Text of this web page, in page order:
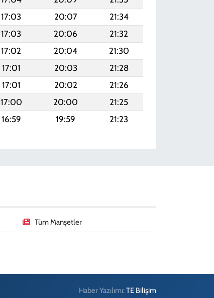
17:03 20:07
21:34
17:03 20:06
21:32
17:02 20:04
21:30
17:01 20:03
21:28
17:01 20:02
21:26
17:00 20:00
21:25
16:59 19:59 21:23
Tüm Manşetler
Haber Yazılımı:TE Bilişim